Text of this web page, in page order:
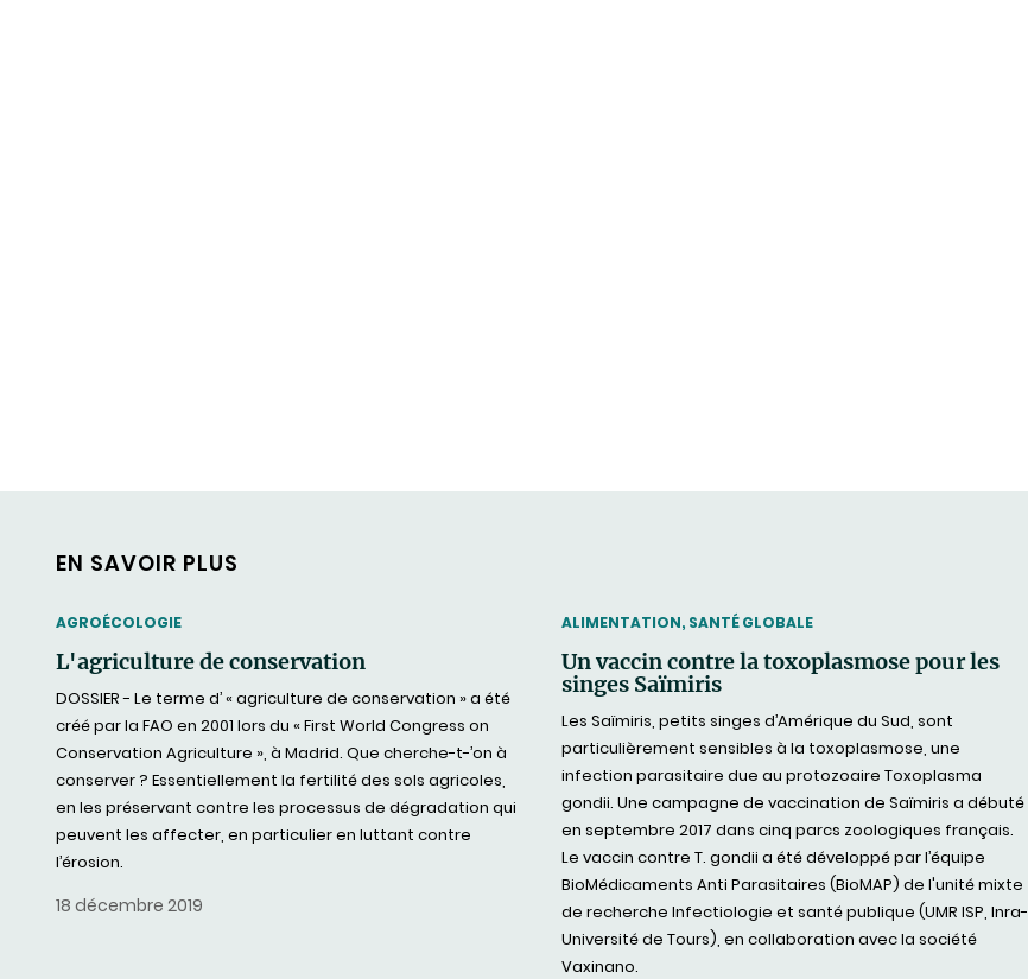
EN SAVOIR PLUS
THEMATIC
AGROÉCOLOGIE
L'agriculture de conservation
DOSSIER - Le terme d’ « agriculture de conservation » a été
créé par la FAO en 2001 lors du « First World Congress on
Conservation Agriculture », à Madrid. Que cherche-t-’on à
conserver ? Essentiellement la fertilité des sols agricoles,
en les préservant contre les processus de dégradation qui
peuvent les affecter, en particulier en luttant contre
l’érosion.
18 décembre 2019
THEMATIC
ALIMENTATION, SANTÉ GLOBALE
Un vaccin contre la toxoplasmose pour les
singes Saïmiris
Les Saïmiris, petits singes d’Amérique du Sud, sont
particulièrement sensibles à la toxoplasmose, une
infection parasitaire due au protozoaire Toxoplasma
gondii. Une campagne de vaccination de Saïmiris a débuté
en septembre 2017 dans cinq parcs zoologiques français.
Le vaccin contre T. gondii a été développé par l’équipe
BioMédicaments Anti Parasitaires (BioMAP) de l'unité mixte
de recherche Infectiologie et santé publique (UMR ISP, Inra-
Université de Tours), en collaboration avec la société
Vaxinano.